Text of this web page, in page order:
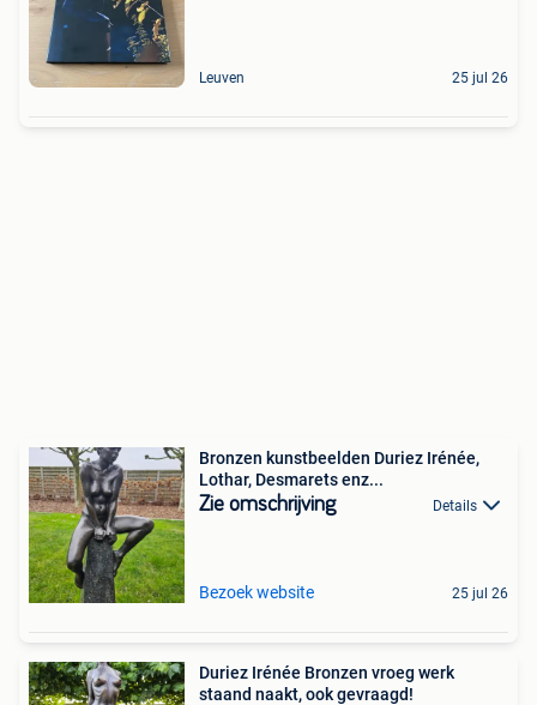
Leuven 25 jul 26
Bronzen kunstbeelden Duriez Irénée,
Lothar, Desmarets enz...
Zie omschrijving Details
Bezoek website 25 jul 26
Duriez Irénée Bronzen vroeg werk
staand naakt, ook gevraagd!